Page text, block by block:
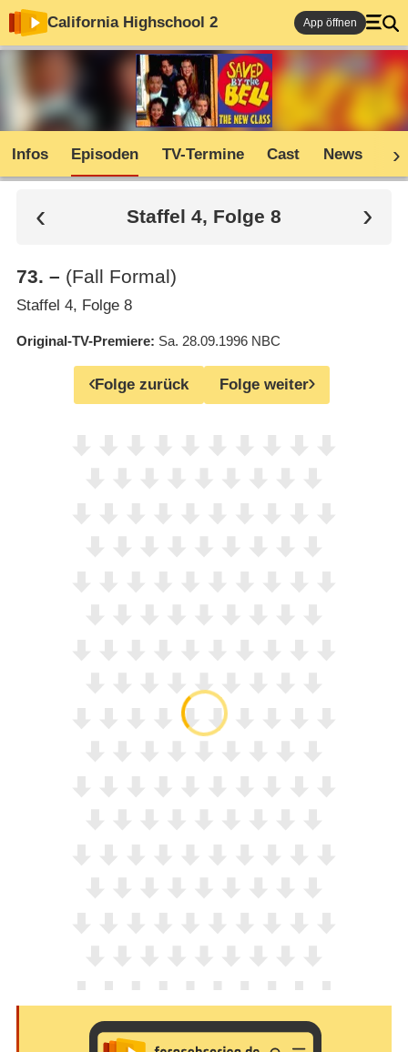
California Highschool 2 App öffnen
Infos Episoden TV-Termine Cast News
Staffel 4, Folge 8
73. – (Fall Formal)
Staffel 4, Folge 8
Original-TV-Premiere Sa. 28.09.1996 NBC
Folge zurück Folge weiter